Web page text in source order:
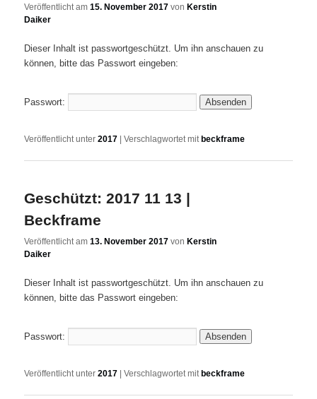
Veröffentlicht am15. November 2017 vonKerstin
Daiker
Dieser Inhalt ist passwortgeschützt. Um ihn anschauen zu
können, bitte das Passwort eingeben:
Passwort:
Veröffentlicht unter 2017 |Verschlagwortet mit beckframe
Geschützt: 2017 11 13 |
Beckframe
Veröffentlicht am13. November 2017 vonKerstin
Daiker
Dieser Inhalt ist passwortgeschützt. Um ihn anschauen zu
können, bitte das Passwort eingeben:
Passwort:
Veröffentlicht unter 2017 |Verschlagwortet mit beckframe